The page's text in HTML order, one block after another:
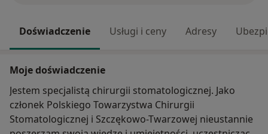
Doświadczenie Usługi i ceny Adresy
Moje doświadczenie
Jestem specjalistą chirurgii stomatologicznej. Jako
członek Polskiego Towarzystwa Chirurgii
Stomatologicznej i Szczękowo-Twarzowej nieustannie